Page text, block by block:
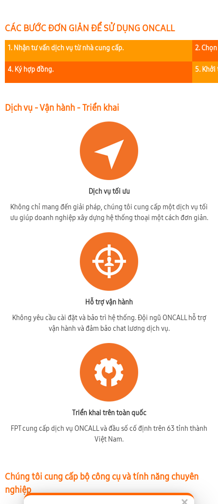
CÁC BƯỚC ĐƠN GIẢN ĐỂ SỬ DỤNG ONCALL
1. Nhận tư vấn dịch vụ từ nhà cung cấp. 2.
4. Ký hợp đồng. 5. Khởi
Dịch vụ - Vận hành - Triển khai
Dịch vụ tối ưu
Không chỉ mang đến giải pháp, chúng tôi cung cấp một dịch vụ tối
ưu giúp doanh nghiệp xây dựng hệ thống thoại một cách đơn giản.
Hỗ trợ vận hành
Không yêu cầu cài đặt và bảo trì hệ thống. Đội ngũ ONCALL hỗ trợ
vận hành và đảm bảo chat lương dịch vụ.
Triển khai trên toàn quốc
FPT cung cấp dịch vụ ONCALL và đầu số cố định trên 63 tỉnh thành
Việt Nam.
Chúng tôi cung cấp bộ công cụ và tính năng chuyên
nghiệp